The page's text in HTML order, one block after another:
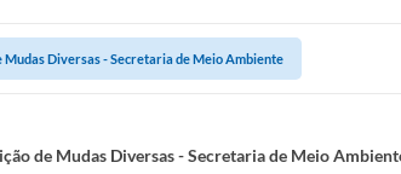
Mudas Diversas - Secretaria de Meio Ambiente
de Mudas Diversas - Secretaria de Meio